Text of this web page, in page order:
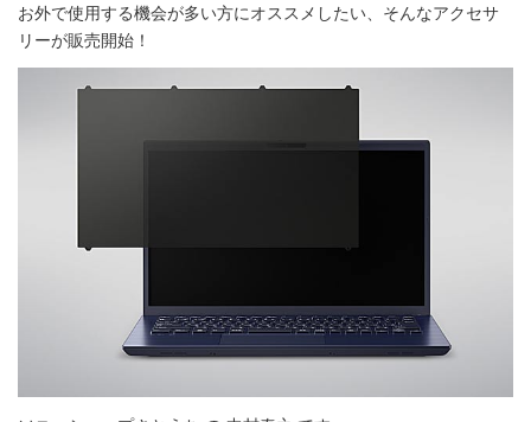
お外で使用する機会が多い方にオススメしたい、そんなアクセサ
リーが販売開始！